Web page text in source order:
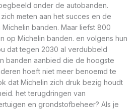
onder de autobanden.
meten aan het succes en de
banden. Maar liefst 800
op Michelin banden. en volgens hun
dat tegen 2030 al verdubbeld
banden aanbied die de hoogste
hoeft niet meer benoemd te
dat Michelin zich druk bezig houdt
het terugdringen van
en grondstofbeheer? Als je